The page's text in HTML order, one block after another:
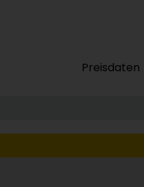
Preisdaten